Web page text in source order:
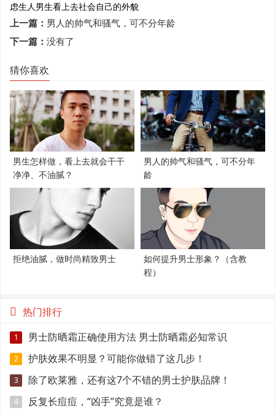
虑生人男生看上去社会自己的外貌
上一篇： 男人的帅气和骚气，可不分年龄
下一篇： 没有了
猜你喜欢
男生怎样做，看上去就会干干
净净、不油腻？
男人的帅气和骚气，可不分年
龄
拒绝油腻，做时尚精致男士
如何提升男士形象？（含教
程）
热门排行
1 男士防晒霜正确使用方法 男士防晒霜必知常识
2 护肤效果不明显？可能你做错了这几步！
3 除了欧莱雅，还有这7个不错的男士护肤品牌！
4 反复长痘痘，“凶手”究竟是谁？